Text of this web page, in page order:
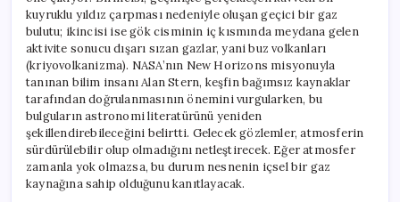
kuyruklu yıldız çarpması nedeniyle oluşan geçici bir gaz
bulutu; ikincisi ise gök cisminin iç kısmında meydana gelen
aktivite sonucu dışarı sızan gazlar, yani buz volkanları
(kriyovolkanizma). NASA’nın New Horizons misyonuyla
tanınan bilim insanı Alan Stern, keşfin bağımsız kaynaklar
tarafından doğrulanmasının önemini vurgularken, bu
bulguların astronomi literatürünü yeniden
şekillendirebileceğini belirtti. Gelecek gözlemler, atmosferin
sürdürülebilir olup olmadığını netleştirecek. Eğer atmosfer
zamanla yok olmazsa, bu durum nesnenin içsel bir gaz
kaynağına sahip olduğunu kanıtlayacak.